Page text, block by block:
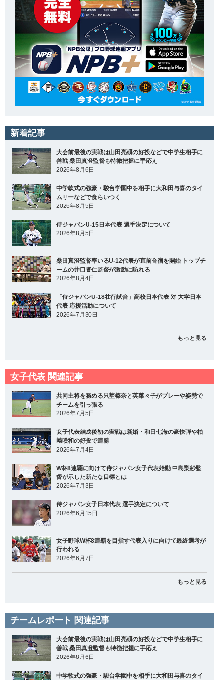
新着記事
大会前最後の実戦は山田亮碩の好投などで中学生相手に
善戦 桑田真澄監督も特徴把握に手応え
2026年8月6日
中学軟式の強豪・駿台学園中を相手に大和田与喜のタイ
ムリーなどで食らいつく
2026年8月5日
侍ジャパンU-15日本代表 選手決定について
2026年8月5日
桑田真澄監督率いるU-12代表が直前合宿を開始 トップチ
ームの井口資仁監督が激励に訪れる
2026年8月4日
「侍ジャパンU-18壮行試合」高校日本代表 対 大学日本
代表 応援活動について
2026年7月30日
もっと見る
女子代表 関連記事
共同主将を務める只埜榛奈と英菜々子がプレーや姿勢で
チームを引っ張る
2026年7月5日
女子代表結成後初の実戦は新婚・和田七海の豪快弾や柏
﨑咲和の好投で連勝
2026年7月4日
W杯8連覇に向けて侍ジャパン女子代表始動 中島梨紗監
督が示した新たな目標とは
2026年7月3日
侍ジャパン女子日本代表 選手決定について
2026年6月15日
女子野球W杯8連覇を目指す代表入りに向けて最終選考が
行われる
2026年6月7日
もっと見る
チームレポート 関連記事
大会前最後の実戦は山田亮碩の好投などで中学生相手に
善戦 桑田真澄監督も特徴把握に手応え
2026年8月6日
中学軟式の強豪・駿台学園中を相手に大和田与喜のタイ